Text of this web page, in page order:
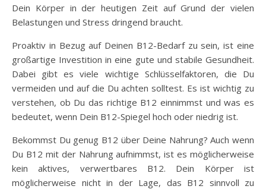
Dein Körper in der heutigen Zeit auf Grund der vielen
Belastungen und Stress dringend braucht.
Proaktiv in Bezug auf Deinen B12-Bedarf zu sein, ist eine
großartige Investition in eine gute und stabile Gesundheit.
Dabei gibt es viele wichtige Schlüsselfaktoren, die Du
vermeiden und auf die Du achten solltest. Es ist wichtig zu
verstehen, ob Du das richtige B12 einnimmst und was es
bedeutet, wenn Dein B12-Spiegel hoch oder niedrig ist.
Bekommst Du genug B12 über Deine Nahrung? Auch wenn
Du B12 mit der Nahrung aufnimmst, ist es möglicherweise
kein aktives, verwertbares B12. Dein Körper ist
möglicherweise nicht in der Lage, das B12 sinnvoll zu